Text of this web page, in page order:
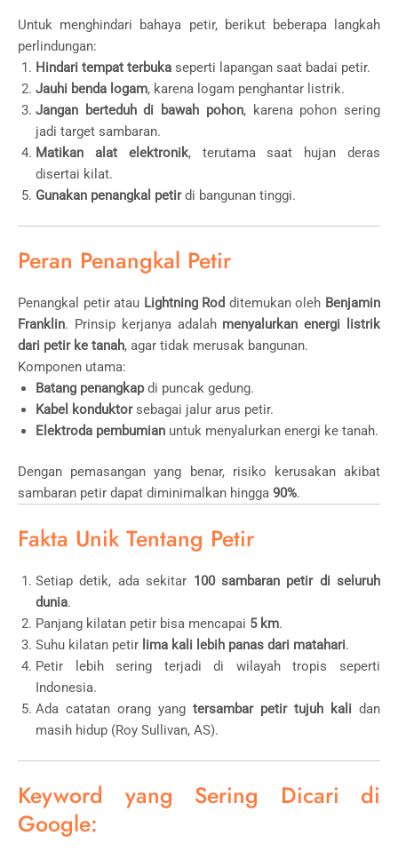
Untuk menghindari bahaya petir, berikut beberapa langkah
perlindungan:
Hindari tempat terbuka seperti lapangan saat badai petir.
Jauhi benda logam, karena logam penghantar listrik.
Jangan berteduh di bawah pohon, karena pohon sering
jadi target sambaran.
Matikan alat elektronik, terutama saat hujan deras
disertai kilat.
Gunakan penangkal petirdi bangunan tinggi.
Peran Penangkal Petir
Penangkal petir atau Lightning Rod ditemukan oleh Benjamin
Franklin. Prinsip kerjanya adalah menyalurkan energi listrik
dari petir ke tanah, agar tidak merusak bangunan.
Komponen utama:
Batang penangkapdi puncak gedung.
Kabel konduktorsebagai jalur arus petir.
Elektroda pembumian untuk menyalurkan energi ke tanah.
Dengan pemasangan yang benar, risiko kerusakan akibat
sambaran petir dapat diminimalkan hingga 90%.
Fakta Unik Tentang Petir
Setiap detik, ada sekitar 100 sambaran petir di seluruh
dunia.
Panjang kilatan petir bisa mencapai 5 km.
Suhu kilatan petir lima kali lebih panas dari matahari.
Petir lebih sering terjadi di wilayah tropis seperti
Indonesia.
Ada catatan orang yang tersambar petir tujuh kali dan
masih hidup (Roy Sullivan, AS).
Keyword yang Sering Dicari di
Google: